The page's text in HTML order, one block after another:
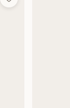
Add to Wish List